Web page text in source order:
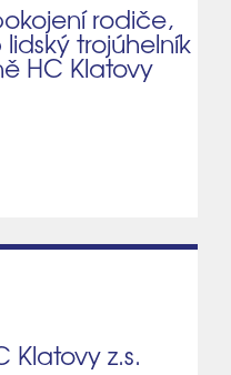
rodiče,
trojúhelník
HC Klatovy
z.s.